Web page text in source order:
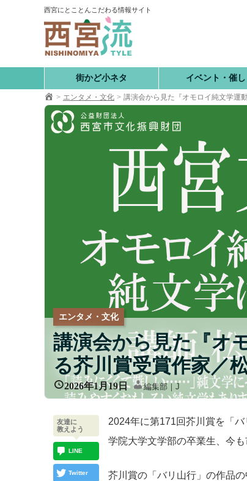
西宮にとことんこだわる情報サイト
街かど小ネタ イベント・催し
エンタメ・文化 講演会から見た『オモロイ純文学運
エンタメ・文化
講演会から見た『オ
る芥川賞受賞作家／
2026年1月19日 編集部｜J
2024年に第171回芥川賞を「
学院大学文学部の卒業生、今も
芥川賞の「バリ山行」の作品
友達に
教えよう
LINE
Twitter